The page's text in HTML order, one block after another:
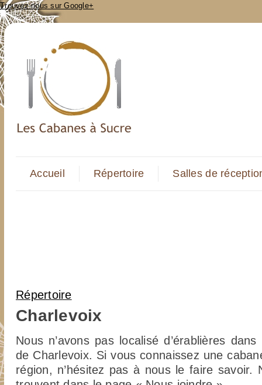
Trouvez-nous sur Google+
Accueil Répertoire Salles de
Vous êtes ici
Répertoire
Charlevoix
Nous n’avons pas localisé d’érablières
de Charlevoix. Si vous connaissez une
région, n’hésitez pas à nous le faire savoir.